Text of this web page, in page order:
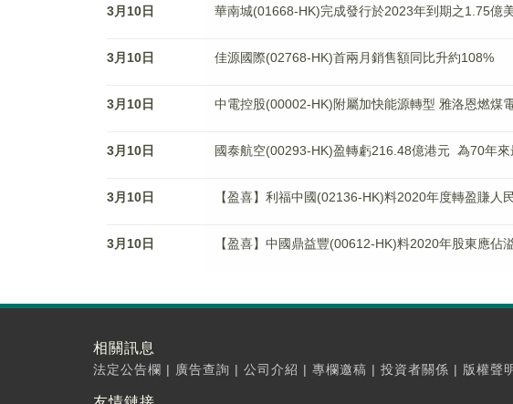
3月10日 華南城(01668-HK)完成發行於2023年到期之1.75億
3月10日 佳源國際(02768-HK)首兩月銷售額同比升約108%
3月10日 中電控股(00002-HK)附屬加快能源轉型 雅洛恩燃煤
3月10日 國泰航空(00293-HK)盈轉虧216.48億港元 為70年
3月10日 【盈喜】利福中國(02136-HK)料2020年度轉盈賺人
3月10日 【盈喜】中國鼎益豐(00612-HK)料2020年股東應佔
相關訊息
法定公告欄 | 廣告查詢 | 公司介紹 | 專欄邀稿 | 投資者關係 | 版權聲